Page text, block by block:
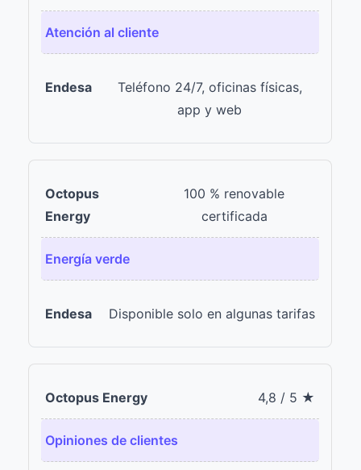
Atención al cliente
Teléfono 24/7, oficinas físicas,
app y web
100 % renovable
certificada
Energía verde
Disponible solo en algunas tarifas
4,8 / 5 ★
Opiniones de clientes